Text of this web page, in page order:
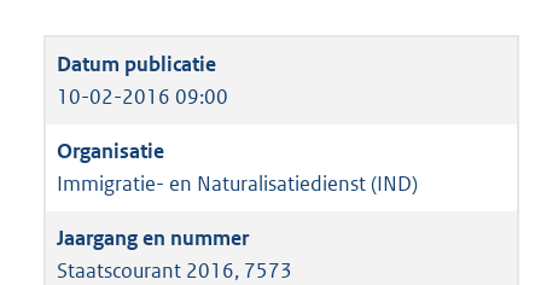
10-02-2016 09:00
Immigratie- en Naturalisatiedienst (IND)
Staatscourant 2016, 7573